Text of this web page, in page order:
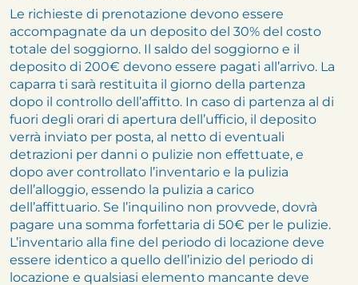
Le richieste di prenotazione devono essere
accompagnate da un deposito del 30% del costo
totale del soggiorno. Il saldo del soggiorno e il
deposito di 200€ devono essere pagati all’arrivo. La
caparra ti sarà restituita il giorno della partenza
dopo il controllo dell’affitto. In caso di partenza al di
fuori degli orari di apertura dell’ufficio, il deposito
verrà inviato per posta, al netto di eventuali
detrazioni per danni o pulizie non effettuate, e
dopo aver controllato l’inventario e la pulizia
dell’alloggio, essendo la pulizia a carico
dell’affittuario. Se l’inquilino non provvede, dovrà
pagare una somma forfettaria di 50€ per le pulizie.
L’inventario alla fine del periodo di locazione deve
essere identico a quello dell’inizio del periodo di
locazione e qualsiasi elemento mancante deve